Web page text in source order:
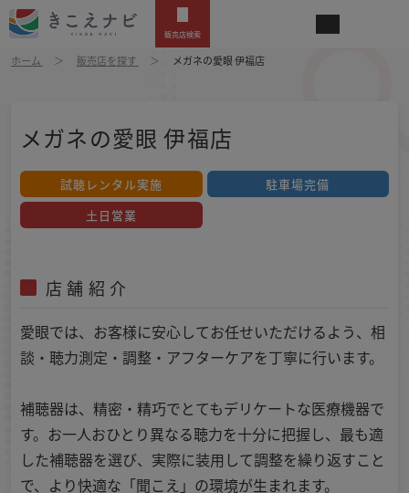
販売店検索
ホーム 販売店を探す メガネの愛眼 伊福店
メガネの愛眼 伊福店
試聴レンタル実施
駐車場完備
土日営業
店舗紹介
愛眼では、お客様に安心してお任せいただけるよう、相
談・聴力測定・調整・アフターケアを丁寧に行います。
補聴器は、精密・精巧でとてもデリケートな医療機器で
す。お一人おひとり異なる聴力を十分に把握し、最も適
した補聴器を選び、実際に装用して調整を繰り返すこと
で、より快適な「聞こえ」の環境が生まれます。